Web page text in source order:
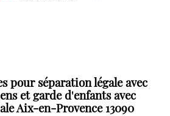
pour séparation légale avec
et garde d'enfants avec
Aix-en-Provence 13090